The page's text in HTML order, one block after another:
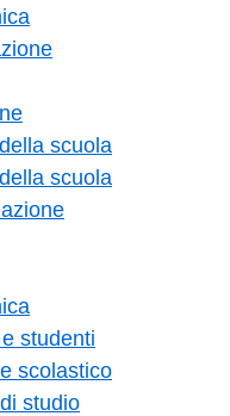
scuola
scuola
studenti
scolastico
studio